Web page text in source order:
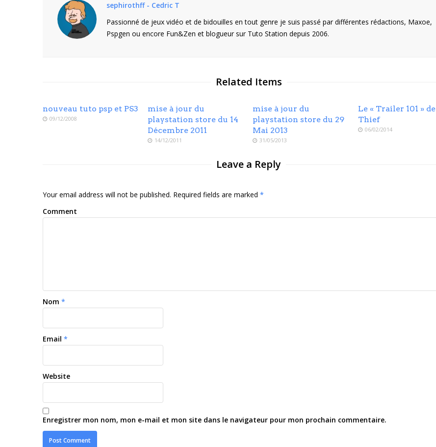
sephirothff - Cedric T
Passionné de jeux vidéo et de bidouilles en tout genre je suis passé par différentes rédactions, Maxoe,
Pspgen ou encore Fun&Zen et blogueur sur Tuto Station depuis 2006.
Related Items
nouveau tuto psp et PS3
09/12/2008
mise à jour du
playstation store du 14
Décembre 2011
14/12/2011
mise à jour du
playstation store du 29
Mai 2013
31/05/2013
Le « Trailer 101 » de
Thief
06/02/2014
Leave a Reply
Your email address will not be published. Required fields are marked *
Comment
Nom *
Email *
Website
Enregistrer mon nom, mon e-mail et mon site dans le navigateur pour mon prochain commentaire.